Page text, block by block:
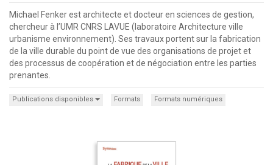
Michael Fenker est architecte et docteur en sciences de gestion,
chercheur à l’UMR CNRS LAVUE (laboratoire Architecture ville
urbanisme environnement). Ses travaux portent sur la fabrication
de la ville durable du point de vue des organisations de projet et
des processus de coopération et de négociation entre les parties
prenantes.
Publications disponibles Formats Formats numériques